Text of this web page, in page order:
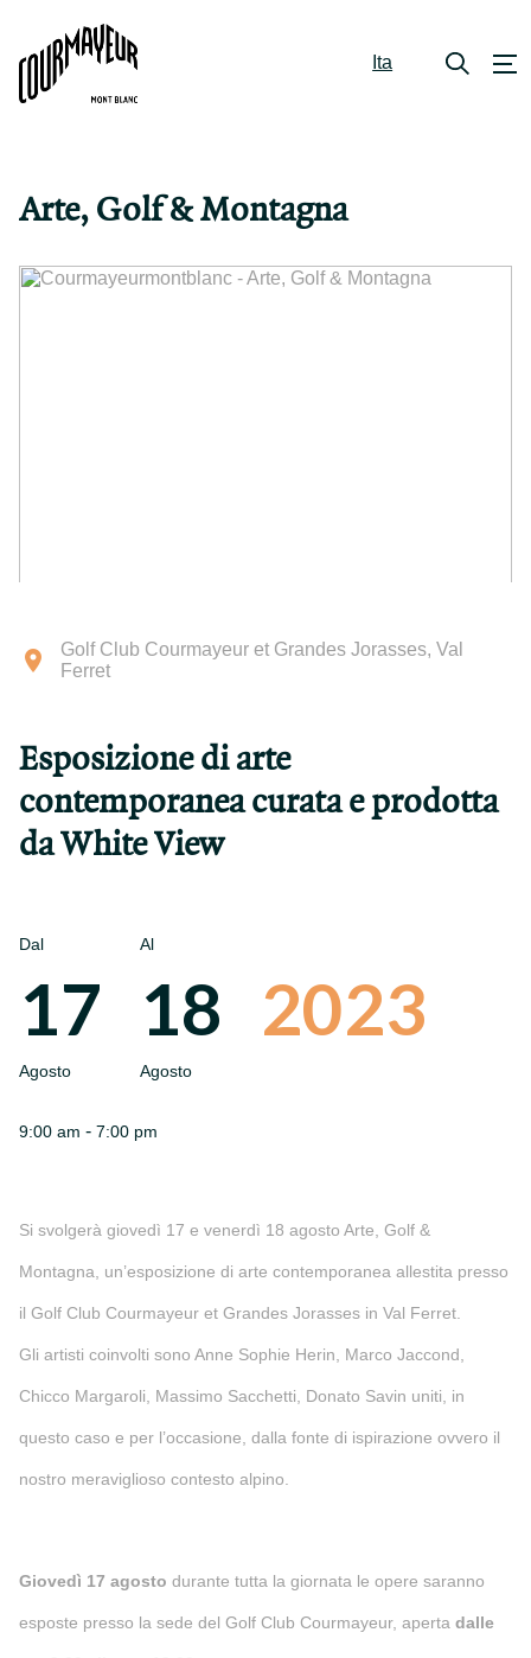
Ita
Arte, Golf & Montagna
Golf Club Courmayeur et Grandes Jorasses, Val
Ferret
Esposizione di arte
contemporanea curata e prodotta
da White View
Dal
17
Agosto
Al
18
Agosto
2023
9:00 am - 7:00 pm
Si svolgerà giovedì 17 e venerdì 18 agosto Arte, Golf &
Montagna, un’esposizione di arte contemporanea allestita presso
il Golf Club Courmayeur et Grandes Jorasses in Val Ferret.
Gli artisti coinvolti sono Anne Sophie Herin, Marco Jaccond,
Chicco Margaroli, Massimo Sacchetti, Donato Savin uniti, in
questo caso e per l’occasione, dalla fonte di ispirazione ovvero il
nostro meraviglioso contesto alpino.
Giovedì 17 agosto durante tutta la giornata le opere saranno
esposte presso la sede del Golf Club Courmayeur, aperta dalle